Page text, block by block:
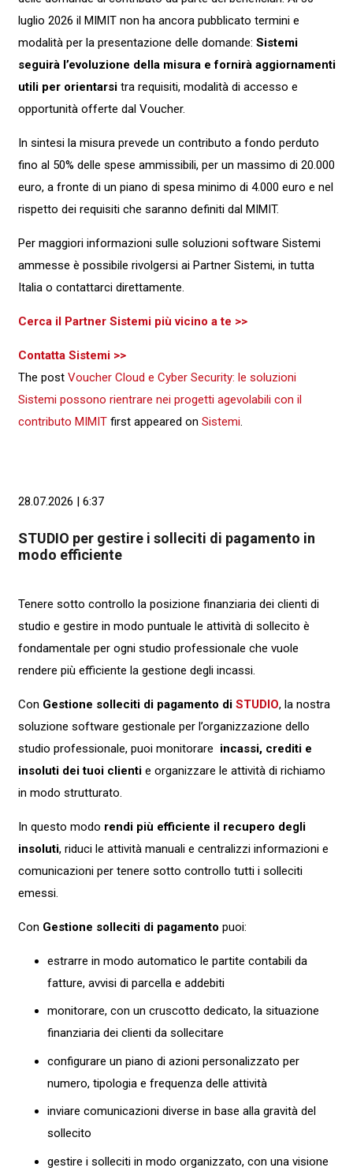
luglio 2026 il MIMIT non ha ancora pubblicato termini e
modalità per la presentazione delle domande: Sistemi
seguirà l’evoluzione della misura e fornirà aggiornamenti
utili per orientarsitra requisiti, modalità di accesso e
opportunità offerte dal Voucher.
In sintesi la misura prevede un contributo a fondo perduto
fino al 50% delle spese ammissibili, per un massimo di 20.000
euro, a fronte di un piano di spesa minimo di 4.000 euro e nel
rispetto dei requisiti che saranno definiti dal MIMIT.
Per maggiori informazioni sulle soluzioni software Sistemi
ammesse è possibile rivolgersi ai Partner Sistemi, in tutta
Italia o contattarci direttamente.
Cerca il Partner Sistemi più vicino a te >>
Contatta Sistemi >>
The post Voucher Cloud e Cyber Security: le soluzioni
Sistemi possono rientrare nei progetti agevolabili con il
contributo MIMITfirst appeared on Sistemi.
28.07.2026 | 6:37
STUDIO per gestire i solleciti di pagamento in
modo efficiente
Tenere sotto controllo la posizione finanziaria dei clienti di
studio e gestire in modo puntuale le attività di sollecito è
fondamentale per ogni studio professionale che vuole
rendere più efficiente la gestione degli incassi.
Con Gestione solleciti di pagamento di STUDIO, la nostra
soluzione software gestionale per l’organizzazione dello
studio professionale, puoi monitorare incassi, crediti e
insoluti dei tuoi clientie organizzare le attività di richiamo
in modo strutturato.
In questo modo rendi più efficiente il recupero degli
insoluti, riduci le attività manuali e centralizzi informazioni e
comunicazioni per tenere sotto controllo tutti i solleciti
emessi.
Con Gestione solleciti di pagamento puoi:
estrarre in modo automatico le partite contabili da
fatture, avvisi di parcella e addebiti
monitorare, con un cruscotto dedicato, la situazione
finanziaria dei clienti da sollecitare
configurare un piano di azioni personalizzato per
numero, tipologia e frequenza delle attività
inviare comunicazioni diverse in base alla gravità del
sollecito
gestire i solleciti in modo organizzato, con una visione